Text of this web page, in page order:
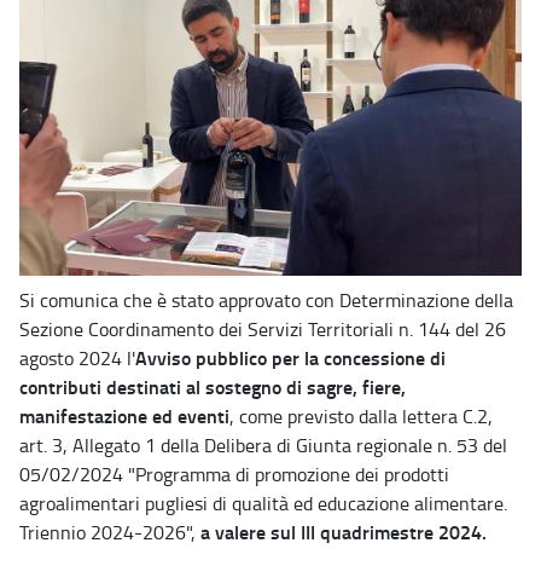
Si comunica che è stato approvato con Determinazione della
Sezione Coordinamento dei Servizi Territoriali n. 144 del 26
agosto 2024 l'Avviso pubblico per la concessione di
contributi destinati al sostegno di sagre, fiere,
manifestazione ed eventi, come previsto dalla lettera C.2,
art. 3, Allegato 1 della Delibera di Giunta regionale n. 53 del
05/02/2024 "Programma di promozione dei prodotti
agroalimentari pugliesi di qualità ed educazione alimentare.
Triennio 2024-2026", a valere sul III quadrimestre 2024.